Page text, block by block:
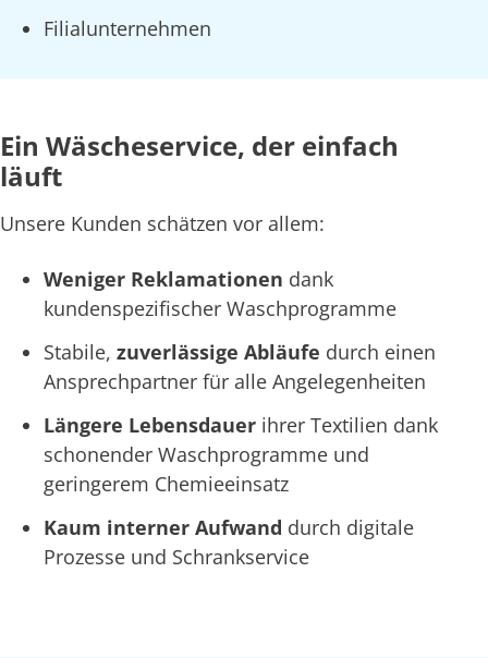
Filialunternehmen
Ein Wäscheservice, der einfach
läuft
Unsere Kunden schätzen vor allem:
Weniger Reklamationen dank
kundenspezifischer Waschprogramme
Stabile, zuverlässige Abläufe durch einen
Ansprechpartner für alle Angelegenheiten
Längere Lebensdauer ihrer Textilien dank
schonender Waschprogramme und
geringerem Chemieeinsatz
Kaum interner Aufwand durch digitale
Prozesse und Schrankservice